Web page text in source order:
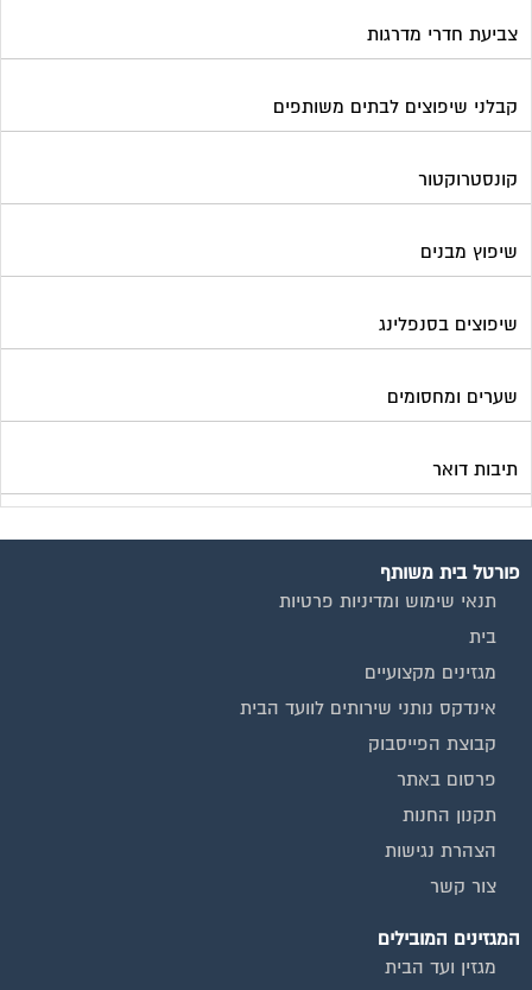
צביעת חדרי מדרגות
קבלני שיפוצים לבתים משותפים
קונסטרוקטור
שיפוץ מבנים
שיפוצים בסנפלינג
שערים ומחסומים
תיבות דואר
פורטל בית משותף
תנאי שימוש ומדיניות פרטיות
בית
מגזינים מקצועיים
אינדקס נותני שירותים לוועד הבית
קבוצת הפייסבוק
פרסום באתר
תקנון החנות
הצהרת נגישות
צור קשר
המגזינים המובילים
מגזין ועד הבית